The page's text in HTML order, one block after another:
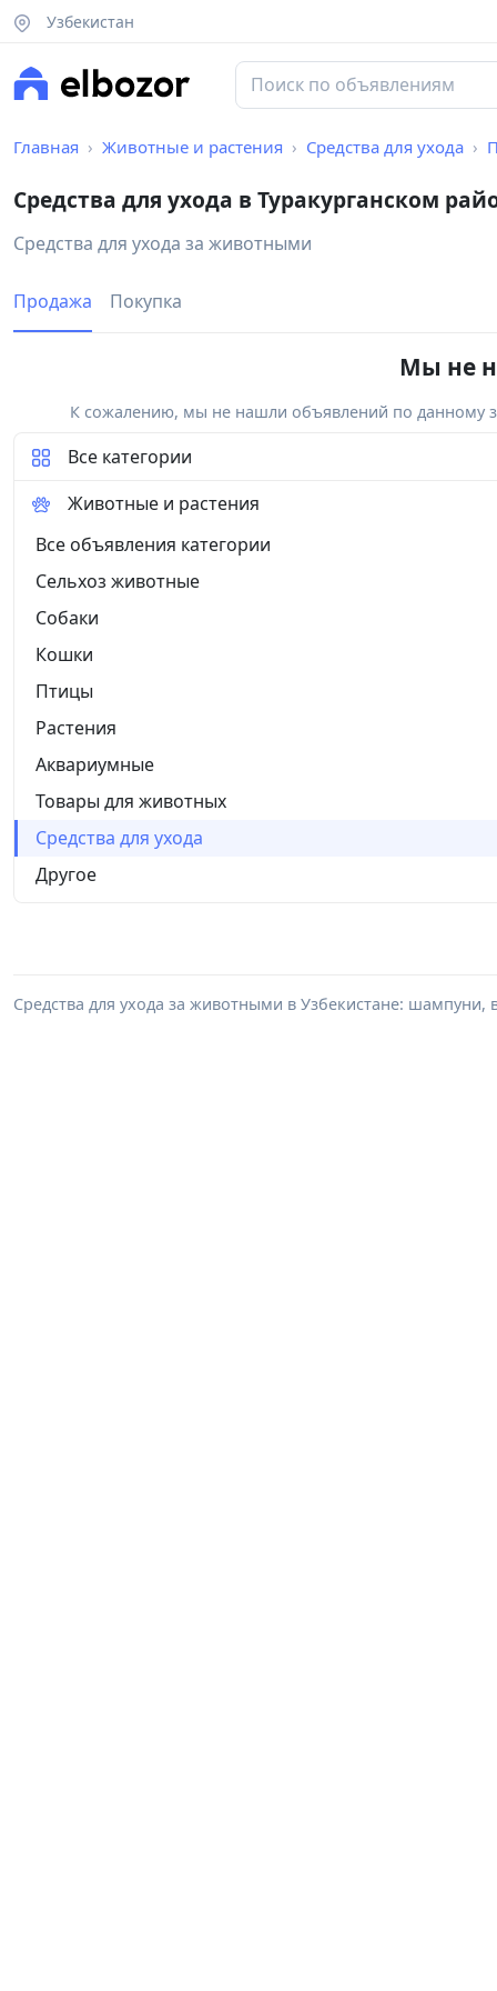
Узбекистан
Главная Животные и растения Средства для ухода
Средства для ухода в Туракурганском
Средства для ухода за животными
Продажа Покупка
Мы не
К сожалению, мы не нашли объявлений по данному
Все категории
Животные и растения
Все объявления категории
Сельхоз животные
Собаки
Кошки
Птицы
Растения
Аквариумные
Товары для животных
Средства для ухода
Другое
Средства для ухода за животными в Узбекистане: шампуни,